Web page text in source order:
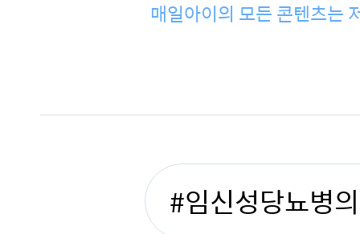
매일아이의 모든 콘텐츠는
#임신성당뇨병